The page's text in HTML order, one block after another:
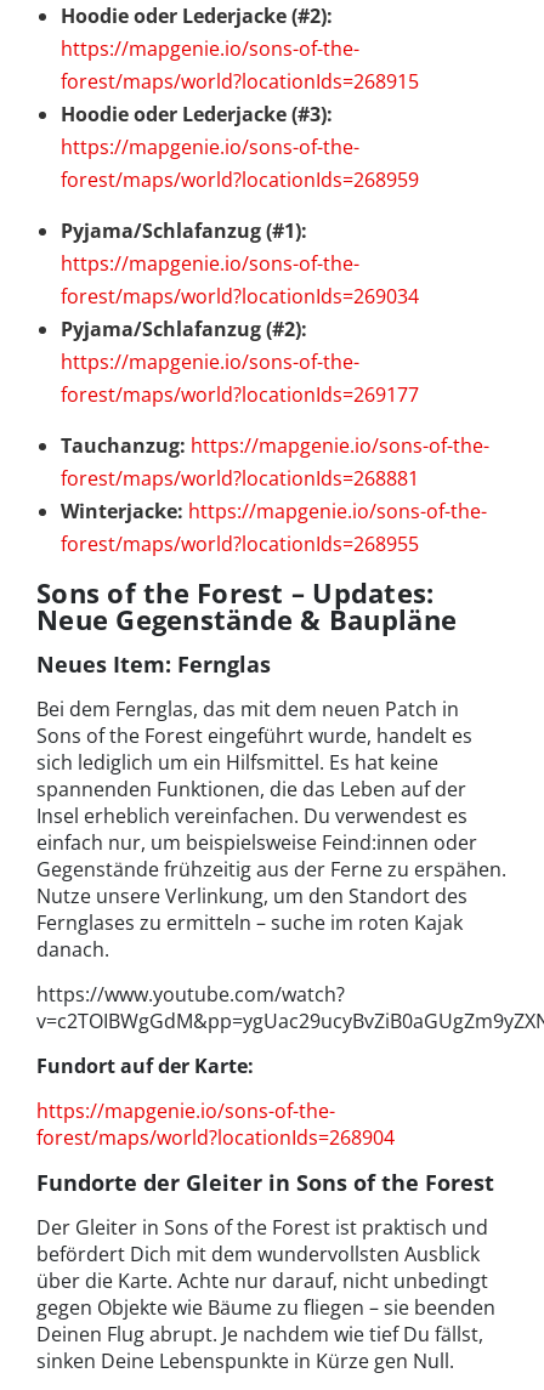
Hoodie oder Lederjacke (#2):
https://mapgenie.io/sons-of-the-
forest/maps/world?locationIds=268915
Hoodie oder Lederjacke (#3):
https://mapgenie.io/sons-of-the-
forest/maps/world?locationIds=268959
Pyjama/Schlafanzug (#1):
https://mapgenie.io/sons-of-the-
forest/maps/world?locationIds=269034
Pyjama/Schlafanzug (#2):
https://mapgenie.io/sons-of-the-
forest/maps/world?locationIds=269177
Tauchanzug: https://mapgenie.io/sons-of-the-
forest/maps/world?locationIds=268881
Winterjacke: https://mapgenie.io/sons-of-the-
forest/maps/world?locationIds=268955
Sons of the Forest – Updates:
Neue Gegenstände & Baupläne
Neues Item: Fernglas
Bei dem Fernglas, das mit dem neuen Patch in
Sons of the Forest eingeführt wurde, handelt es
sich lediglich um ein Hilfsmittel. Es hat keine
spannenden Funktionen, die das Leben auf der
Insel erheblich vereinfachen. Du verwendest es
einfach nur, um beispielsweise Feind:innen oder
Gegenstände frühzeitig aus der Ferne zu erspähen.
Nutze unsere Verlinkung, um den Standort des
Fernglases zu ermitteln – suche im roten Kajak
danach.
https://www.youtube.com/watch?
Fundort auf der Karte:
https://mapgenie.io/sons-of-the-
forest/maps/world?locationIds=268904
Fundorte der Gleiter in Sons of the Forest
Der Gleiter in Sons of the Forest ist praktisch und
befördert Dich mit dem wundervollsten Ausblick
über die Karte. Achte nur darauf, nicht unbedingt
gegen Objekte wie Bäume zu fliegen – sie beenden
Deinen Flug abrupt. Je nachdem wie tief Du fällst,
sinken Deine Lebenspunkte in Kürze gen Null.